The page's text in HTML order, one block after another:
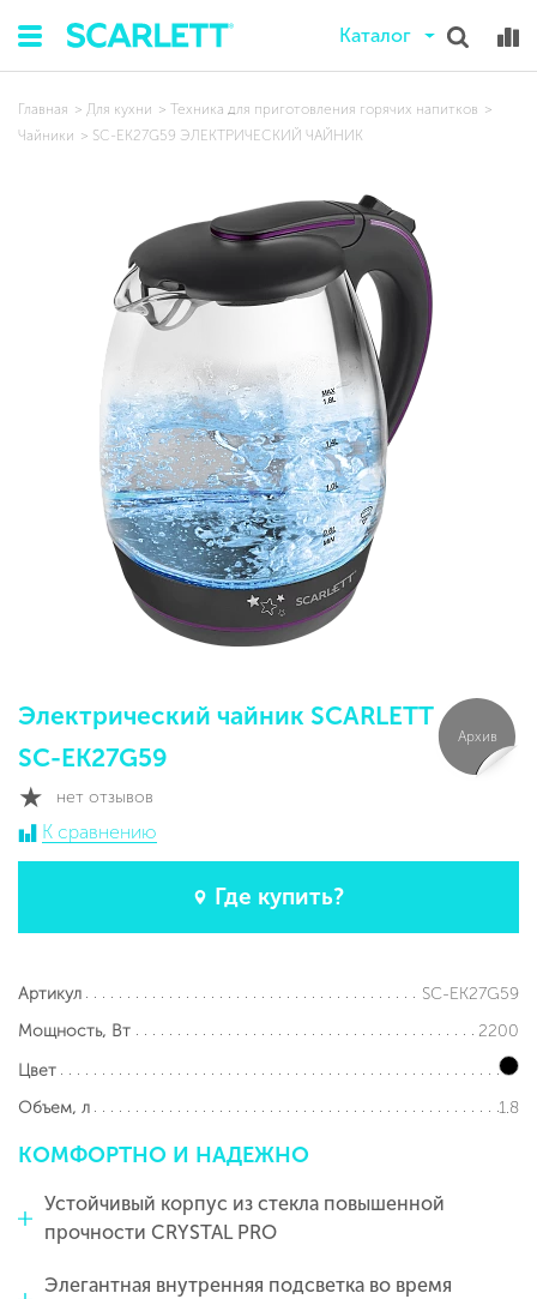
Каталог
Главная Для кухни
Техника для приготовления горячих напитков
Чайники
SC-EK27G59 ЭЛЕКТРИЧЕСКИЙ ЧАЙНИК
Электрический чайник SCARLETT
SC-EK27G59
нет отзывов
К сравнению
Где купить?
Архив
Артикул
SC-EK27G59
Мощность, Вт
2200
Цвет
Объем, л
1.8
КОМФОРТНО И НАДЕЖНО
Устойчивый корпус из стекла повышенной
прочности CRYSTAL PRO
Элегантная внутренняя подсветка во время